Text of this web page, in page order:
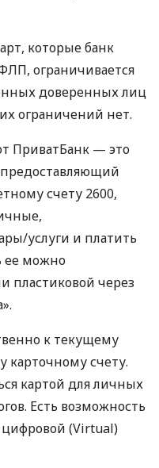
которые банк
ограничивается
доверенных лиц
ограничений нет.
ПриватБанк — это
счету 2600,
услуги и платить
ее можно
пластиковой через
к текущему
карточному счету.
картой для личных
Есть возможность
(Virtual)